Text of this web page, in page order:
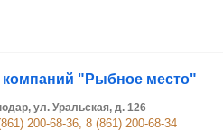
компаний "Рыбное место"
ул. Уральская, д. 126
200-68-36, 8 (861) 200-68-34